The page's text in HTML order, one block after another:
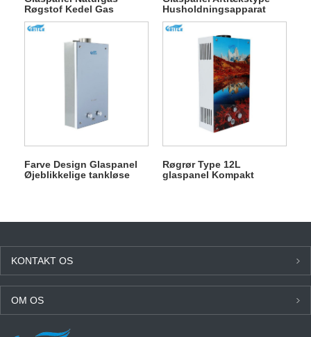
Røgstof Kedel Gas
Varmtvandsbeholdere i
køkken
Husholdningsapparat
Gasgejser til brusebad
Farve Design Glaspanel
Øjeblikkelige tankløse
Røgrør Type 12L
glaspanel Kompakt
KONTAKT OS
OM OS